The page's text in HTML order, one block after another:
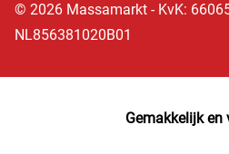
© 2026 Massamarkt - KvK:
NL856381020B01
Gemakkelijk en